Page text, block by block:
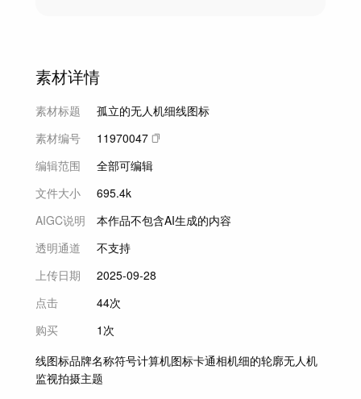
素材详情
素材标题
孤立的无人机细线图标
素材编号
11970047
编辑范围
全部可编辑
文件大小
695.4k
AIGC说明
本作品不包含AI生成的内容
透明通道
不支持
上传日期
2025-09-28
点击
44次
购买
1次
线图标品牌名称符号计算机图标卡通相机细的轮廓无人机
监视拍摄主题